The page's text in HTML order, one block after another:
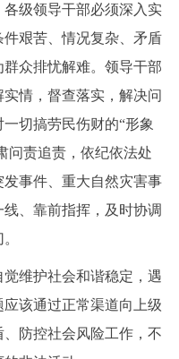
级领导干部必须深入实
艰苦、情况复杂、矛盾
众排忧解难。领导干部
情，督查落实，解决问
切搞劳民伤财的“形象
问责追责，依纪依法处
事件、重大自然灾害事
、靠前指挥，及时协调
维护社会和谐稳定，遇
该通过正常渠道向上级
防控社会风险工作，不